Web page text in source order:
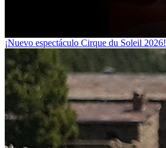
¡Nuevo espectáculo Cirque du Soleil 2026!